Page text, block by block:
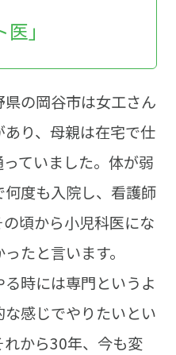
」
の岡谷市は女工さん
り、母親は在宅で仕
ていました。体が弱
度も入院し、看護師
頃から小児科医にな
たと言います。
時には専門というよ
感じでやりたいとい
から30年、今も変